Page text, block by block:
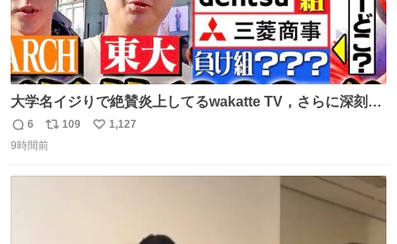
大学名イジりで絶賛炎上してるwakatte TV，さらに深刻な
問題はこっちでは？ ・都内の特定企業に入るのを極度に推
奨し，それ以外の地域で堅実に生きるのを周縁化する ・恋
化する ・院生が研究環境を求め他大学に移るのを批判する
返
信
6
リ
ポ
109
い
1,127
9時間前